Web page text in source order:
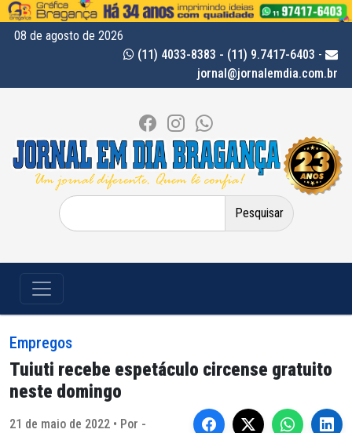
08 de agosto de 2026
(11) 4033-8383 - (11) 9.7417-6403 -
jornal@jornalemdia.com.br
Pesquisar
por:
Empregos
Tuiuti recebe espetáculo circense gratuito
neste domingo
21 de maio de 2022 • Por -